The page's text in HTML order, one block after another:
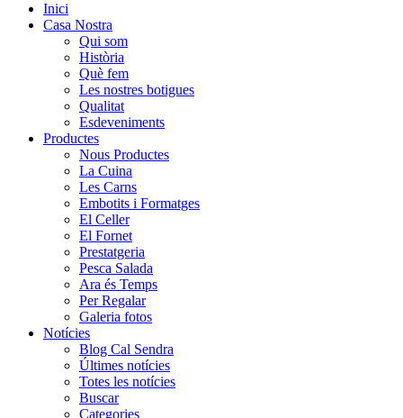
Inici
Casa Nostra
Qui som
Història
Què fem
Les nostres botigues
Qualitat
Esdeveniments
Productes
Nous Productes
La Cuina
Les Carns
Embotits i Formatges
El Celler
El Fornet
Prestatgeria
Pesca Salada
Ara és Temps
Per Regalar
Galeria fotos
Notícies
Blog Cal Sendra
Últimes notícies
Totes les notícies
Buscar
Categories